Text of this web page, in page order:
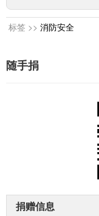
标签 >> 消防安全
随手捐
捐赠信息